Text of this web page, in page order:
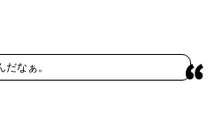
だなぁ。